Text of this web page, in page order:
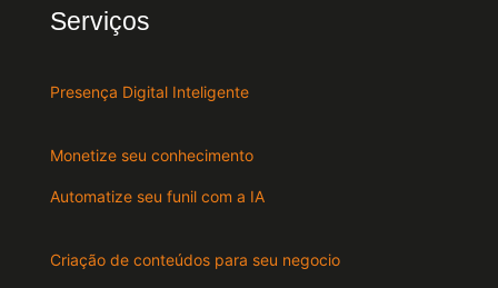
Serviços
Presença Digital Inteligente
Monetize seu conhecimento
Automatize seu funil com a IA
Criação de conteúdos para seu negocio